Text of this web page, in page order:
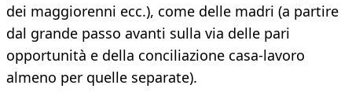
dei maggiorenni ecc.), come delle madri (a partire
dal grande passo avanti sulla via delle pari
opportunità e della conciliazione casa-lavoro
almeno per quelle separate).